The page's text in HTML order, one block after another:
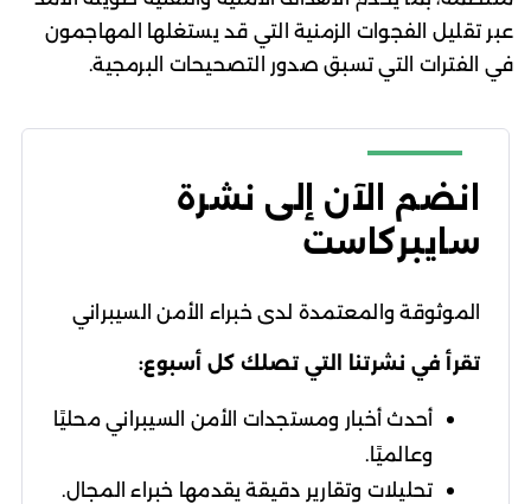
عبر تقليل الفجوات الزمنية التي قد يستغلها المهاجمون
في الفترات التي تسبق صدور التصحيحات البرمجية.
انضم الآن إلى نشرة
سايبركاست
الموثوقة والمعتمدة لدى خبراء الأمن السيبراني
تقرأ في نشرتنا التي تصلك كل أسبوع:
أحدث أخبار ومستجدات الأمن السيبراني محليًا
وعالميًا.
تحليلات وتقارير دقيقة يقدمها خبراء المجال.